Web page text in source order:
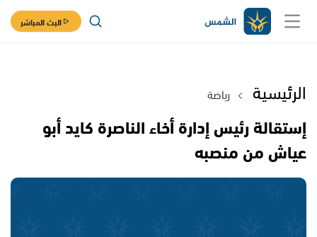
البث المباشر
الرئيسية رياضة
إستقالة رئيس إدارة أخاء الناصرة كايد أبو
عياش من منصبه